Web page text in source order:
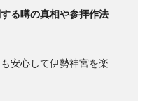
る噂の真相や参拝作法
安心して伊勢神宮を楽